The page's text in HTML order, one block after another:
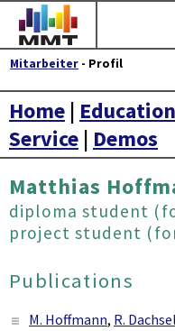
Mitarbeiter - Profil
Home | Education
Service | Demos
Matthias
diploma student
project student
Publications
M. Hoffmann, R.